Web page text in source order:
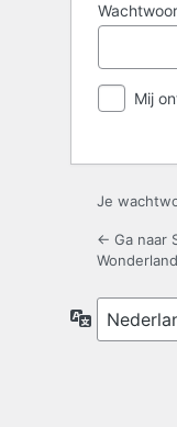
Mij
Je
← Ga naar
Taal